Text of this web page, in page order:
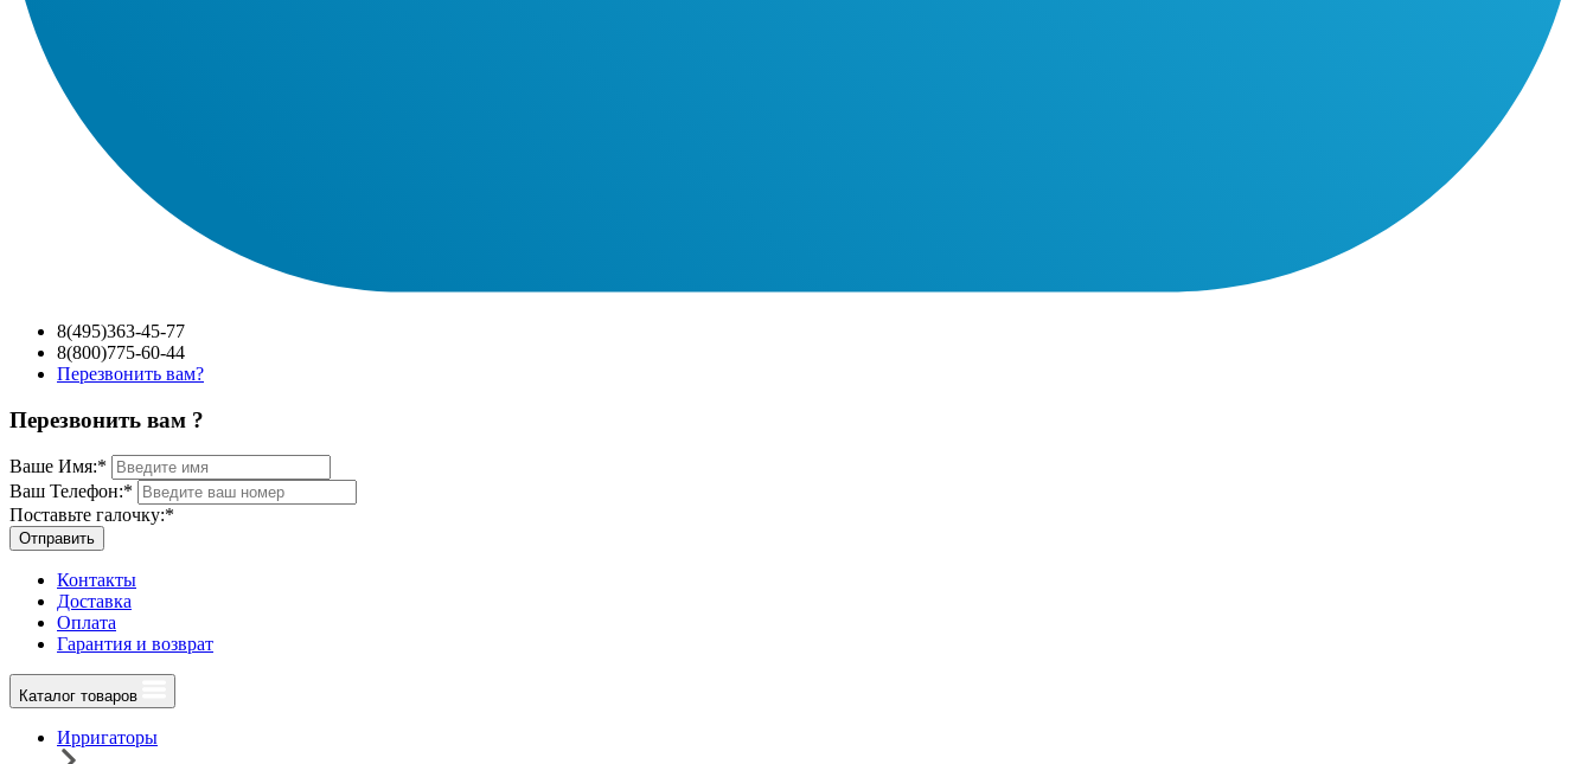
8(495)363-45-77
8(800)775-60-44
Перезвонить вам?
Перезвонить вам ?
Ваше Имя:*
Ваш Телефон:*
Поставьте галочку:*
Отправить
Контакты
Доставка
Оплата
Гарантия и возврат
Каталог товаров
Ирригаторы